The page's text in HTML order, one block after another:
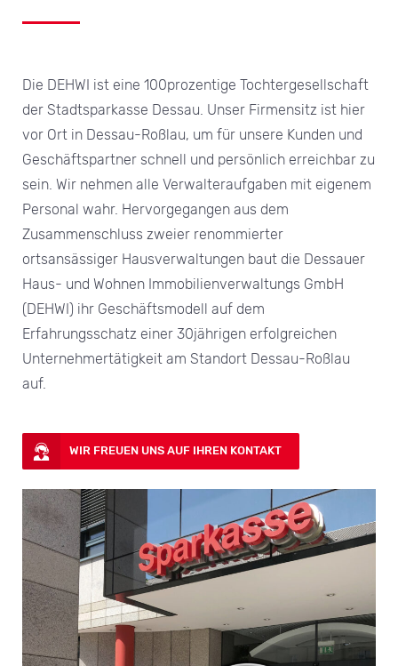
Die DEHWI ist eine 100prozentige Tochtergesellschaft
der Stadtsparkasse Dessau. Unser Firmensitz ist hier
vor Ort in Dessau-Roßlau, um für unsere Kunden und
Geschäftspartner schnell und persönlich erreichbar zu
sein. Wir nehmen alle Verwalteraufgaben mit eigenem
Personal wahr. Hervorgegangen aus dem
Zusammenschluss zweier renommierter
ortsansässiger Hausverwaltungen baut die Dessauer
Haus- und Wohnen Immobilienverwaltungs GmbH
(DEHWI) ihr Geschäftsmodell auf dem
Erfahrungsschatz einer 30jährigen erfolgreichen
Unternehmertätigkeit am Standort Dessau-Roßlau
auf.
WIR FREUEN UNS AUF IHREN KONTAKT